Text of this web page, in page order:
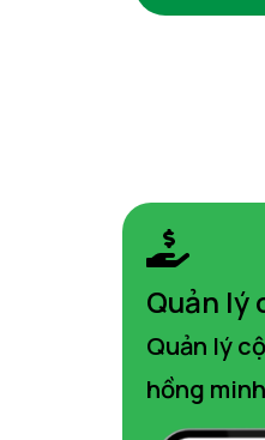
Quản lý
Quản lý
hồng